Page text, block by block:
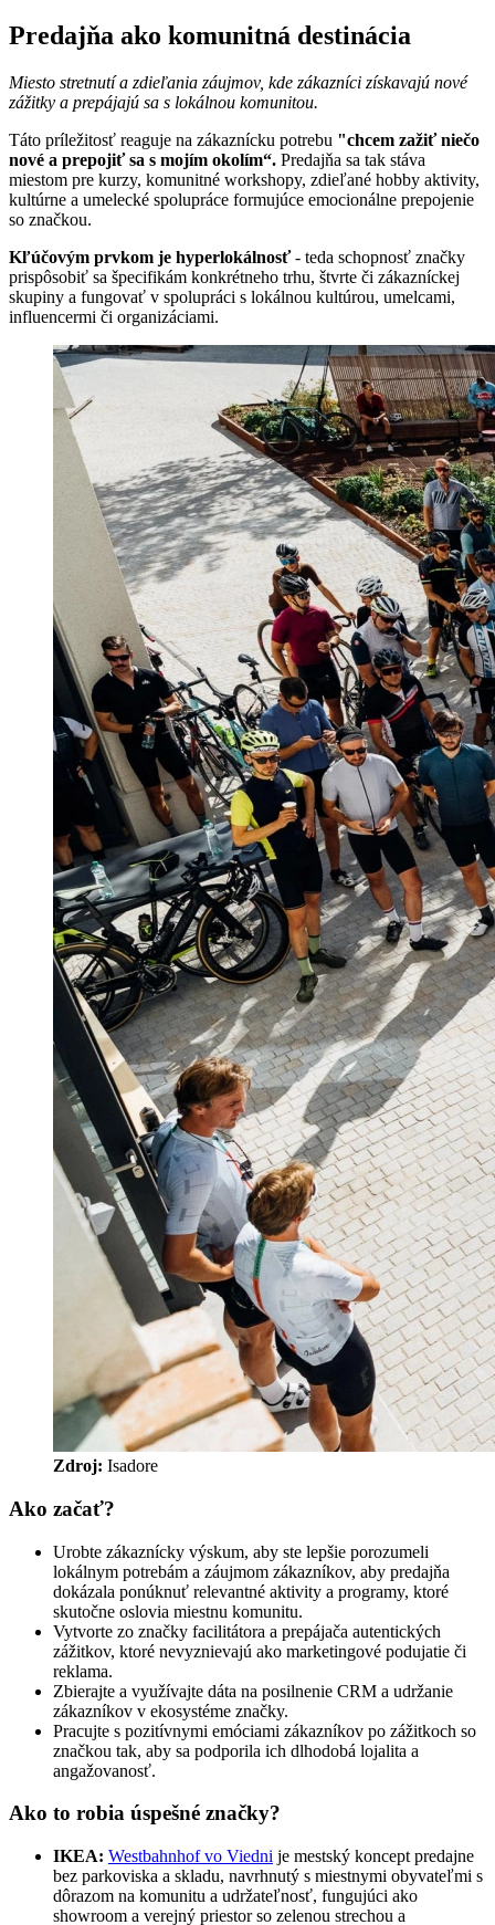
Predajňa ako komunitná destinácia
Miesto stretnutí a zdieľania záujmov, kde zákazníci získavajú nové
zážitky a prepájajú sa s lokálnou komunitou.
Táto príležitosť reaguje na zákaznícku potrebu "chcem zažiť niečo
nové a prepojiť sa s mojím okolím“. Predajňa sa tak stáva
miestom pre kurzy, komunitné workshopy, zdieľané hobby aktivity,
kultúrne a umelecké spolupráce formujúce emocionálne prepojenie
so značkou.
Kľúčovým prvkom je hyperlokálnosť- teda schopnosť značky
prispôsobiť sa špecifikám konkrétneho trhu, štvrte či zákazníckej
skupiny a fungovať v spolupráci s lokálnou kultúrou, umelcami,
influencermi či organizáciami.
Zdroj: Isadore
Ako začať?
Urobte zákaznícky výskum, aby ste lepšie porozumeli
lokálnym potrebám a záujmom zákazníkov, aby predajňa
dokázala ponúknuť relevantné aktivity a programy, ktoré
skutočne oslovia miestnu komunitu.
Vytvorte zo značky facilitátora a prepájača autentických
zážitkov, ktoré nevyznievajú ako marketingové podujatie či
reklama.
Zbierajte a využívajte dáta na posilnenie CRM a udržanie
zákazníkov v ekosystéme značky.
Pracujte s pozitívnymi emóciami zákazníkov po zážitkoch so
značkou tak, aby sa podporila ich dlhodobá lojalita a
angažovanosť.
Ako to robia úspešné značky?
IKEA: Westbahnhof vo Viedni je mestský koncept predajne
bez parkoviska a skladu, navrhnutý s miestnymi obyvateľmi s
dôrazom na komunitu a udržateľnosť, fungujúci ako
showroom a verejný priestor so zelenou strechou a